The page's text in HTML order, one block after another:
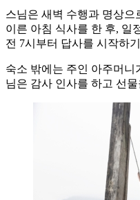
스님은 새벽 수행과 명상으
이른 아침 식사를 한 후, 일
전 7시부터 답사를 시작하
숙소 밖에는 주인 아주머니
님은 감사 인사를 하고 선